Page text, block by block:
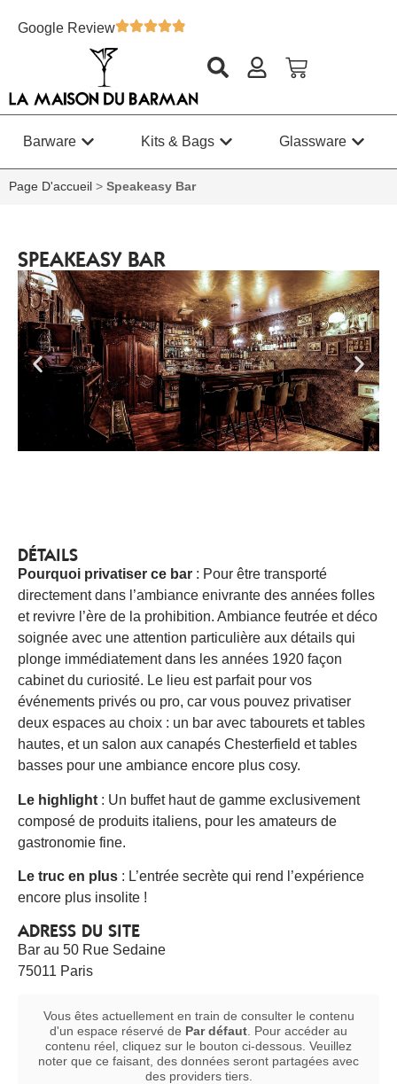
Google Review
Barware Kits & Bags Glassware
Page D'accueil > Speakeasy Bar
SPEAKEASY BAR
DÉTAILS
Pourquoi privatiser ce bar : Pour être transporté
directement dans l’ambiance enivrante des années folles
et revivre l’ère de la prohibition. Ambiance feutrée et déco
soignée avec une attention particulière aux détails qui
plonge immédiatement dans les années 1920 façon
cabinet du curiosité. Le lieu est parfait pour vos
événements privés ou pro, car vous pouvez privatiser
deux espaces au choix : un bar avec tabourets et tables
hautes, et un salon aux canapés Chesterfield et tables
basses pour une ambiance encore plus cosy.
Le highlight : Un buffet haut de gamme exclusivement
composé de produits italiens, pour les amateurs de
gastronomie fine.
Le truc en plus : L’entrée secrète qui rend l’expérience
encore plus insolite !
ADRESS DU SITE
Bar au 50 Rue Sedaine
75011 Paris
Vous êtes actuellement en train de consulter le contenu
d'un espace réservé de Par défaut . Pour accéder au
contenu réel, cliquez sur le bouton ci-dessous. Veuillez
noter que ce faisant, des données seront partagées avec
des providers tiers.